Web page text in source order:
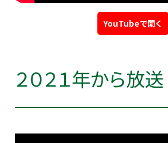
YouTubeで開く
２０２１年から放送